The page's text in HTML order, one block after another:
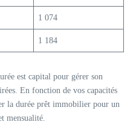
1 074
1 184
est capital pour gérer son
En fonction de vos capacités
la durée prêt immobilier pour un
mensualité.